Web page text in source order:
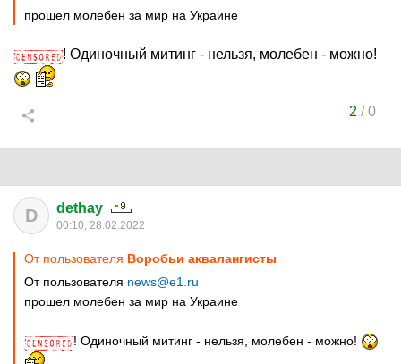
прошел молебен за мир на Украине
! Одиночный митинг - нельзя, молебен - можно!
2 /0
D dethay
00:10, 28.02.2022
От пользователя Воробьи аквалангисты
От пользователя news@e1.ru
прошел молебен за мир на Украине
! Одиночный митинг - нельзя, молебен - можно!